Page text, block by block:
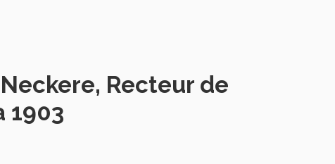
Recteur de
1903